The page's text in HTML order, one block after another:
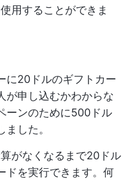
用することができま
に20ドルのギフトカー
が申し込むかわからな
ーンのために500ドル
した。
がなくなるまで20ドル
ドを実行できます。何